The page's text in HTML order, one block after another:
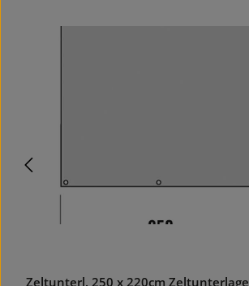
Zeltunterl. 250 x 220cm Zeltunterlage